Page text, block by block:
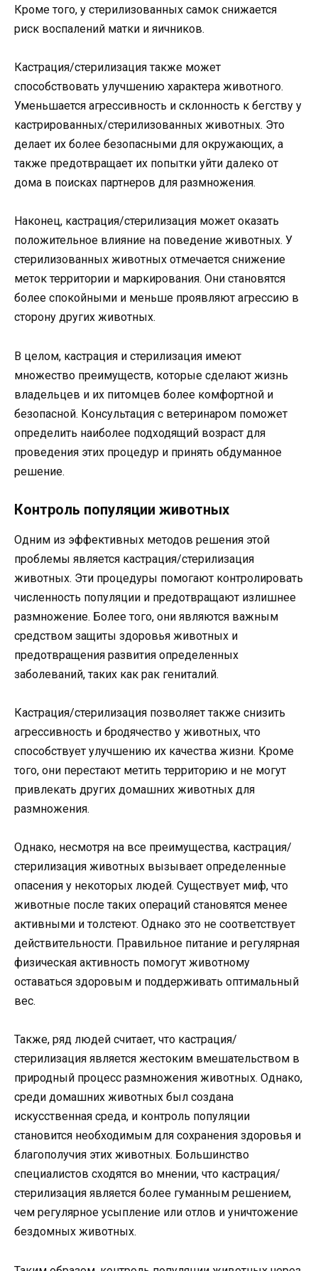
Кроме того, у стерилизованных самок снижается
риск воспалений матки и яичников.
Кастрация/стерилизация также может
способствовать улучшению характера животного.
Уменьшается агрессивность и склонность к бегству у
кастрированных/стерилизованных животных. Это
делает их более безопасными для окружающих, а
также предотвращает их попытки уйти далеко от
дома в поисках партнеров для размножения.
Наконец, кастрация/стерилизация может оказать
положительное влияние на поведение животных. У
стерилизованных животных отмечается снижение
меток территории и маркирования. Они становятся
более спокойными и меньше проявляют агрессию в
сторону других животных.
В целом, кастрация и стерилизация имеют
множество преимуществ, которые сделают жизнь
владельцев и их питомцев более комфортной и
безопасной. Консультация с ветеринаром поможет
определить наиболее подходящий возраст для
проведения этих процедур и принять обдуманное
решение.
Контроль популяции животных
Одним из эффективных методов решения этой
проблемы является кастрация/стерилизация
животных. Эти процедуры помогают контролировать
численность популяции и предотвращают излишнее
размножение. Более того, они являются важным
средством защиты здоровья животных и
предотвращения развития определенных
заболеваний, таких как рак гениталий.
Кастрация/стерилизация позволяет также снизить
агрессивность и бродячество у животных, что
способствует улучшению их качества жизни. Кроме
того, они перестают метить территорию и не могут
привлекать других домашних животных для
размножения.
Однако, несмотря на все преимущества, кастрация/
стерилизация животных вызывает определенные
опасения у некоторых людей. Существует миф, что
животные после таких операций становятся менее
активными и толстеют. Однако это не соответствует
действительности. Правильное питание и регулярная
физическая активность помогут животному
оставаться здоровым и поддерживать оптимальный
вес.
Также, ряд людей считает, что кастрация/
стерилизация является жестоким вмешательством в
природный процесс размножения животных. Однако,
среди домашних животных был создана
искусственная среда, и контроль популяции
становится необходимым для сохранения здоровья и
благополучия этих животных. Большинство
специалистов сходятся во мнении, что кастрация/
стерилизация является более гуманным решением,
чем регулярное усыпление или отлов и уничтожение
бездомных животных.